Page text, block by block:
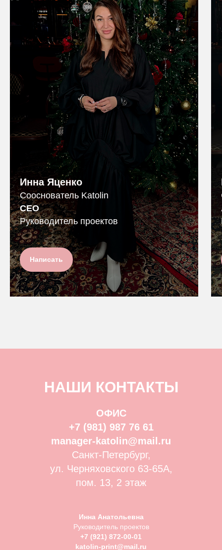
Инна Яценко
Сооснователь Katolin
СЕО
Руководитель проектов
Написать
НАШИ КОНТАКТЫ
ОФИС
+7 (981) 987 76 61
manager-katolin@mail.ru
Санкт-Петербург,
ул. Черняховского 63-65А,
пом. 13, 2 этаж
Инна Анатольевна
Руководитель проектов
+7 (921) 872-00-01
katolin-print@mail.ru